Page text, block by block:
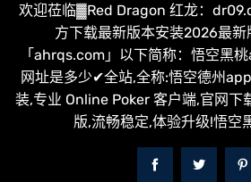
欢迎莅临▓Red Dragon 红龙：
方下载最新版本安装2026最
「ahrqs.com」以下简称：悟空黑
网址是多少✔全站,全称:悟空德州
装,专业 Online Poker 客户端,官网下
版,流畅稳定,体验升级!悟空